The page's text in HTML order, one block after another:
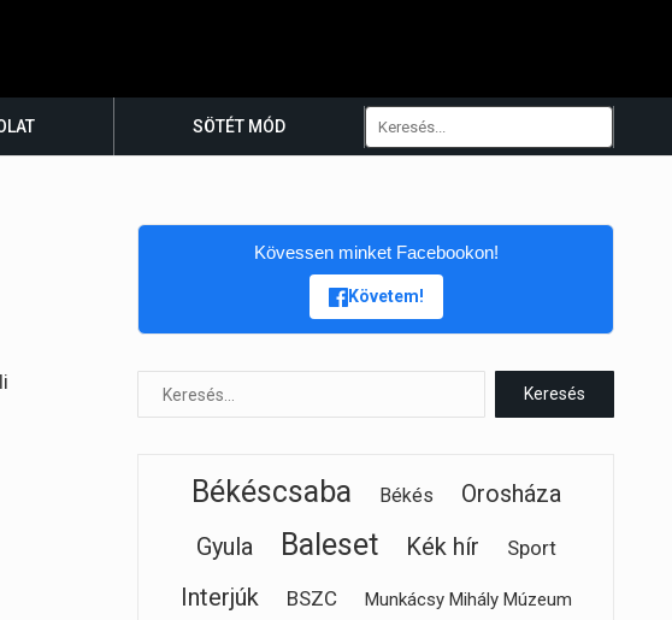
SÖTÉT MÓD
Kövessen minket Facebookon!
Követem!
Békéscsaba Békés
Orosháza
Gyula
Baleset Kék hír Sport
Interjúk BSZC Munkácsy Mihály Múzeum